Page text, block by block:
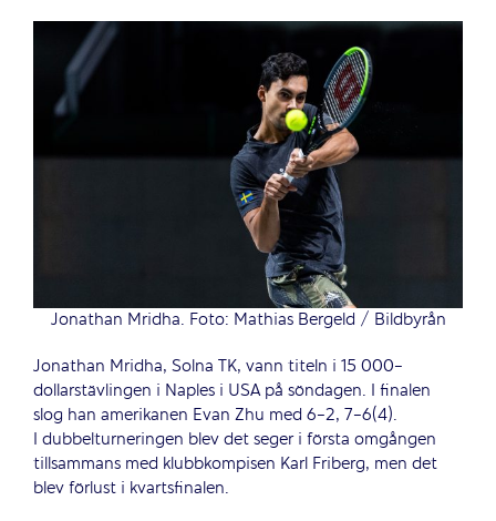
Jonathan Mridha. Foto: Mathias Bergeld / Bildbyrån
Jonathan Mridha, Solna TK, vann titeln i 15 000-
dollarstävlingen i Naples i USA på söndagen. I finalen
slog han amerikanen Evan Zhu med 6-2, 7-6(4).
I dubbelturneringen blev det seger i första omgången
tillsammans med klubbkompisen Karl Friberg, men det
blev förlust i kvartsfinalen.